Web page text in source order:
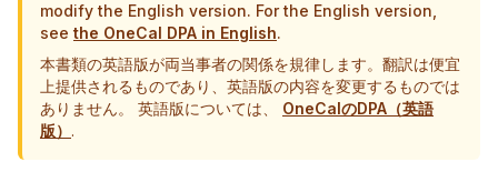
modify the English version. For the English version,
see the OneCal DPA in English.
本書類の英語版が両当事者の関係を規律します。翻訳は便宜
上提供されるものであり、英語版の内容を変更するものでは
ありません。
英語版については、
OneCalのDPA（英語
版） .